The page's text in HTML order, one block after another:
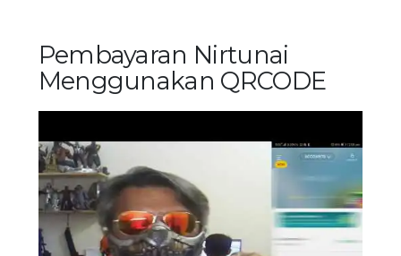
Pembayaran Nirtunai
Menggunakan QRCODE